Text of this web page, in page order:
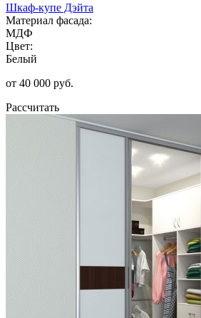
Шкаф-купе Дэйта
Материал фасада:
МДФ
Цвет:
Белый
от 40 000 руб.
Рассчитать